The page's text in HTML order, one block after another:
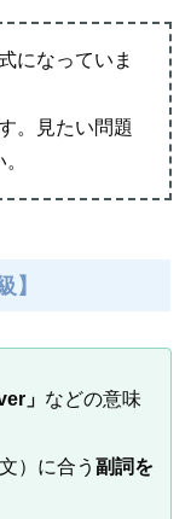
になっていま
。見たい問題
】
」 などの意味
）に合う 副詞を